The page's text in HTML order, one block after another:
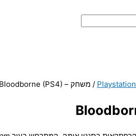
Playstation / משחק – Bloodborne (PS4)